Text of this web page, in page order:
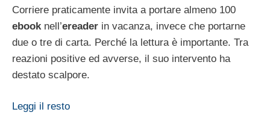
Corriere praticamente invita a portare almeno 100
ebook nell’ereader in vacanza, invece che portarne
due o tre di carta. Perché la lettura è importante. Tra
reazioni positive ed avverse, il suo intervento ha
destato scalpore.
Leggi il resto